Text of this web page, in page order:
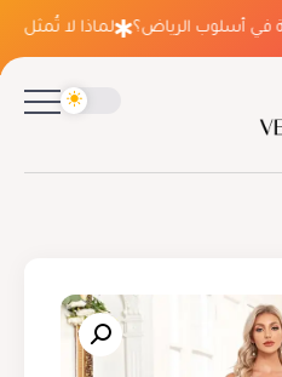
في أسلوب الرياض؟ لماذا لا تُمثل